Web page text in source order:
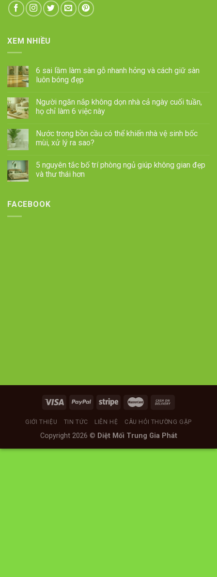
XEM NHIỀU
6 sai lầm làm sàn gỗ nhanh hỏng và cách giữ sàn
luôn bóng đẹp
Người ngăn nắp không dọn nhà cả ngày cuối tuần,
họ chỉ làm 6 việc này
Nước trong bồn cầu có thể khiến nhà vệ sinh bốc
mùi, xử lý ra sao?
5 nguyên tắc bố trí phòng ngủ giúp không gian đẹp
và thư thái hơn
FACEBOOK
GIỚI THIỆU TIN TỨC LIÊN HỆ CÂU HỎI THƯỜNG GẶP
Copyright 2026 © Diệt Mối Trung Gia Phát